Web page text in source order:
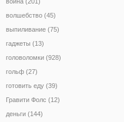
волшебство (45)
выпиливание (75)
гаджеты (13)
головоломки (928)
гольф (27)
готовить еду (39)
Гравити Фолс (12)
деньги (144)